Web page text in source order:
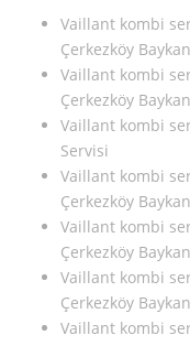
Vaillant kombi
Çerkezköy
Vaillant kombi
Çerkezköy
Vaillant kombi
Servisi
Vaillant kombi
Çerkezköy
Vaillant kombi
Çerkezköy
Vaillant kombi
Çerkezköy
Vaillant kombi